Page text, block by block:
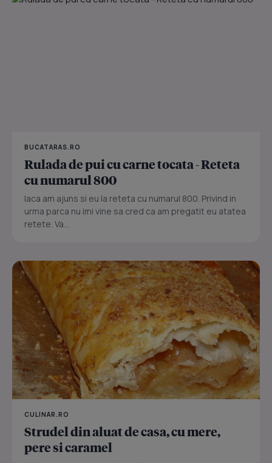
BUCATARAS.RO
Rulada de pui cu carne tocata - Reteta
cu numarul 800
Iaca am ajuns si eu la reteta cu numarul 800. Privind in
urma parca nu imi vine sa cred ca am pregatit eu atatea
retete. Va...
CULINAR.RO
Strudel din aluat de casa, cu mere,
pere si caramel